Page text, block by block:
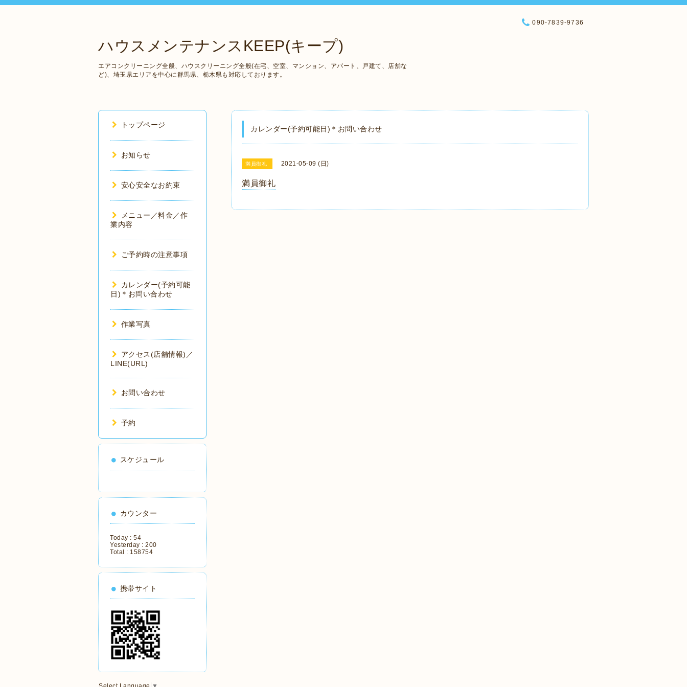
ハウスメンテナンスKEEP(キープ)
エアコンクリーニング全般、ハウスクリーニング全般(在宅、空室、マンション、アパート、戸建て、店舗な
ど)、埼玉県エリアを中心に群馬県、栃木県も対応しております。
090-7839-9736
カレンダー(予約可能日)＊お問い合わせ
満員御礼 2021-05-09 (日)
満員御礼
トップページ
お知らせ
安心安全なお約束
メニュー／料金／作
業内容
ご予約時の注意事項
カレンダー(予約可能
日)＊お問い合わせ
作業写真
アクセス(店舗情報)／
LINE(URL)
お問い合わせ
予約
スケジュール
カウンター
Today : 54
Yesterday : 200
Total : 158754
携帯サイト